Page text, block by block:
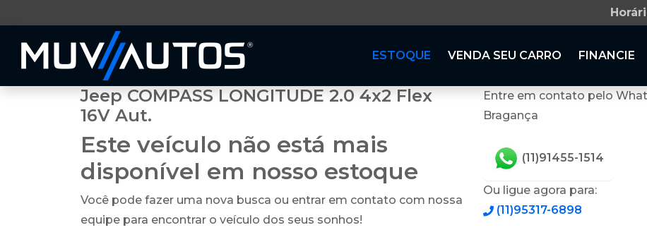
ESTOQUE VENDA SEU CARRO FINANCIE
Jeep COMPASS LONGITUDE 2.0 4x2 Flex
16V Aut.
Este veículo não está mais
disponível em nosso estoque
Você pode fazer uma nova busca ou entrar em contato com nossa
equipe para encontrar o veículo dos seus sonhos!
Entre em contato pelo
Bragança
(11)91455-1514
Ou ligue agora para:
(11)95317-6898